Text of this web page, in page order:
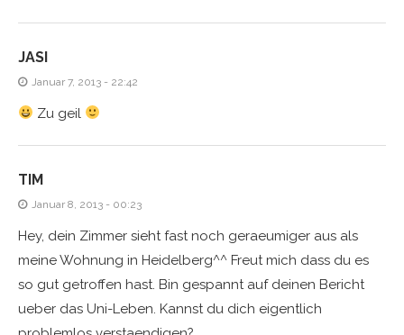
JASI
Januar 7, 2013 - 22:42
Zu geil
TIM
Januar 8, 2013 - 00:23
Hey, dein Zimmer sieht fast noch geraeumiger aus als
meine Wohnung in Heidelberg^^ Freut mich dass du es
so gut getroffen hast. Bin gespannt auf deinen Bericht
ueber das Uni-Leben. Kannst du dich eigentlich